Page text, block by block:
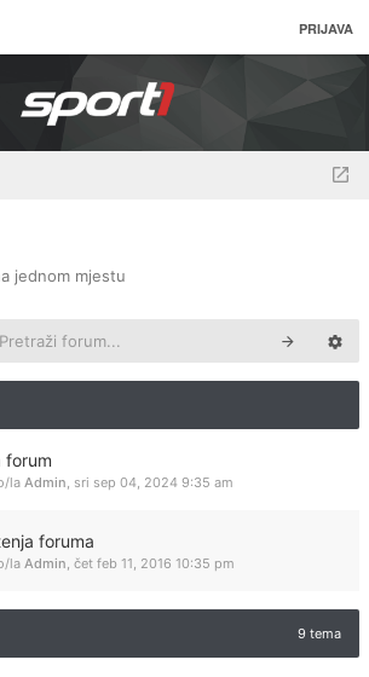
PRIJAVA
jednom mjestu
forum
la Admin, sri sep 04, 2024 9:35 am
foruma
la Admin, čet feb 11, 2016 10:35 pm
9 tema